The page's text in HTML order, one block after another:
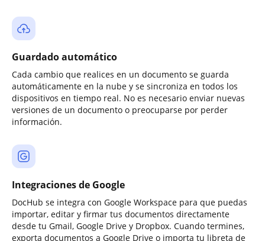
Guardado automático
Cada cambio que realices en un documento se guarda
automáticamente en la nube y se sincroniza en todos los
dispositivos en tiempo real. No es necesario enviar nuevas
versiones de un documento o preocuparse por perder
información.
Integraciones de Google
DocHub se integra con Google Workspace para que puedas
importar, editar y firmar tus documentos directamente
desde tu Gmail, Google Drive y Dropbox. Cuando termines,
exporta documentos a Google Drive o importa tu libreta de